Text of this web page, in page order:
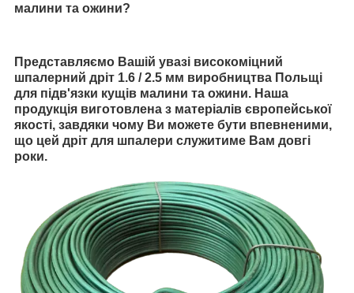
малини та ожини?
Представляємо Вашій увазі високоміцний
шпалерний дріт 1.6 / 2.5 мм виробництва Польщі
для підв'язки кущів малини та ожини. Наша
продукція виготовлена з матеріалів європейської
якості, завдяки чому Ви можете бути впевненими,
що цей дріт для шпалери служитиме Вам довгі
роки.